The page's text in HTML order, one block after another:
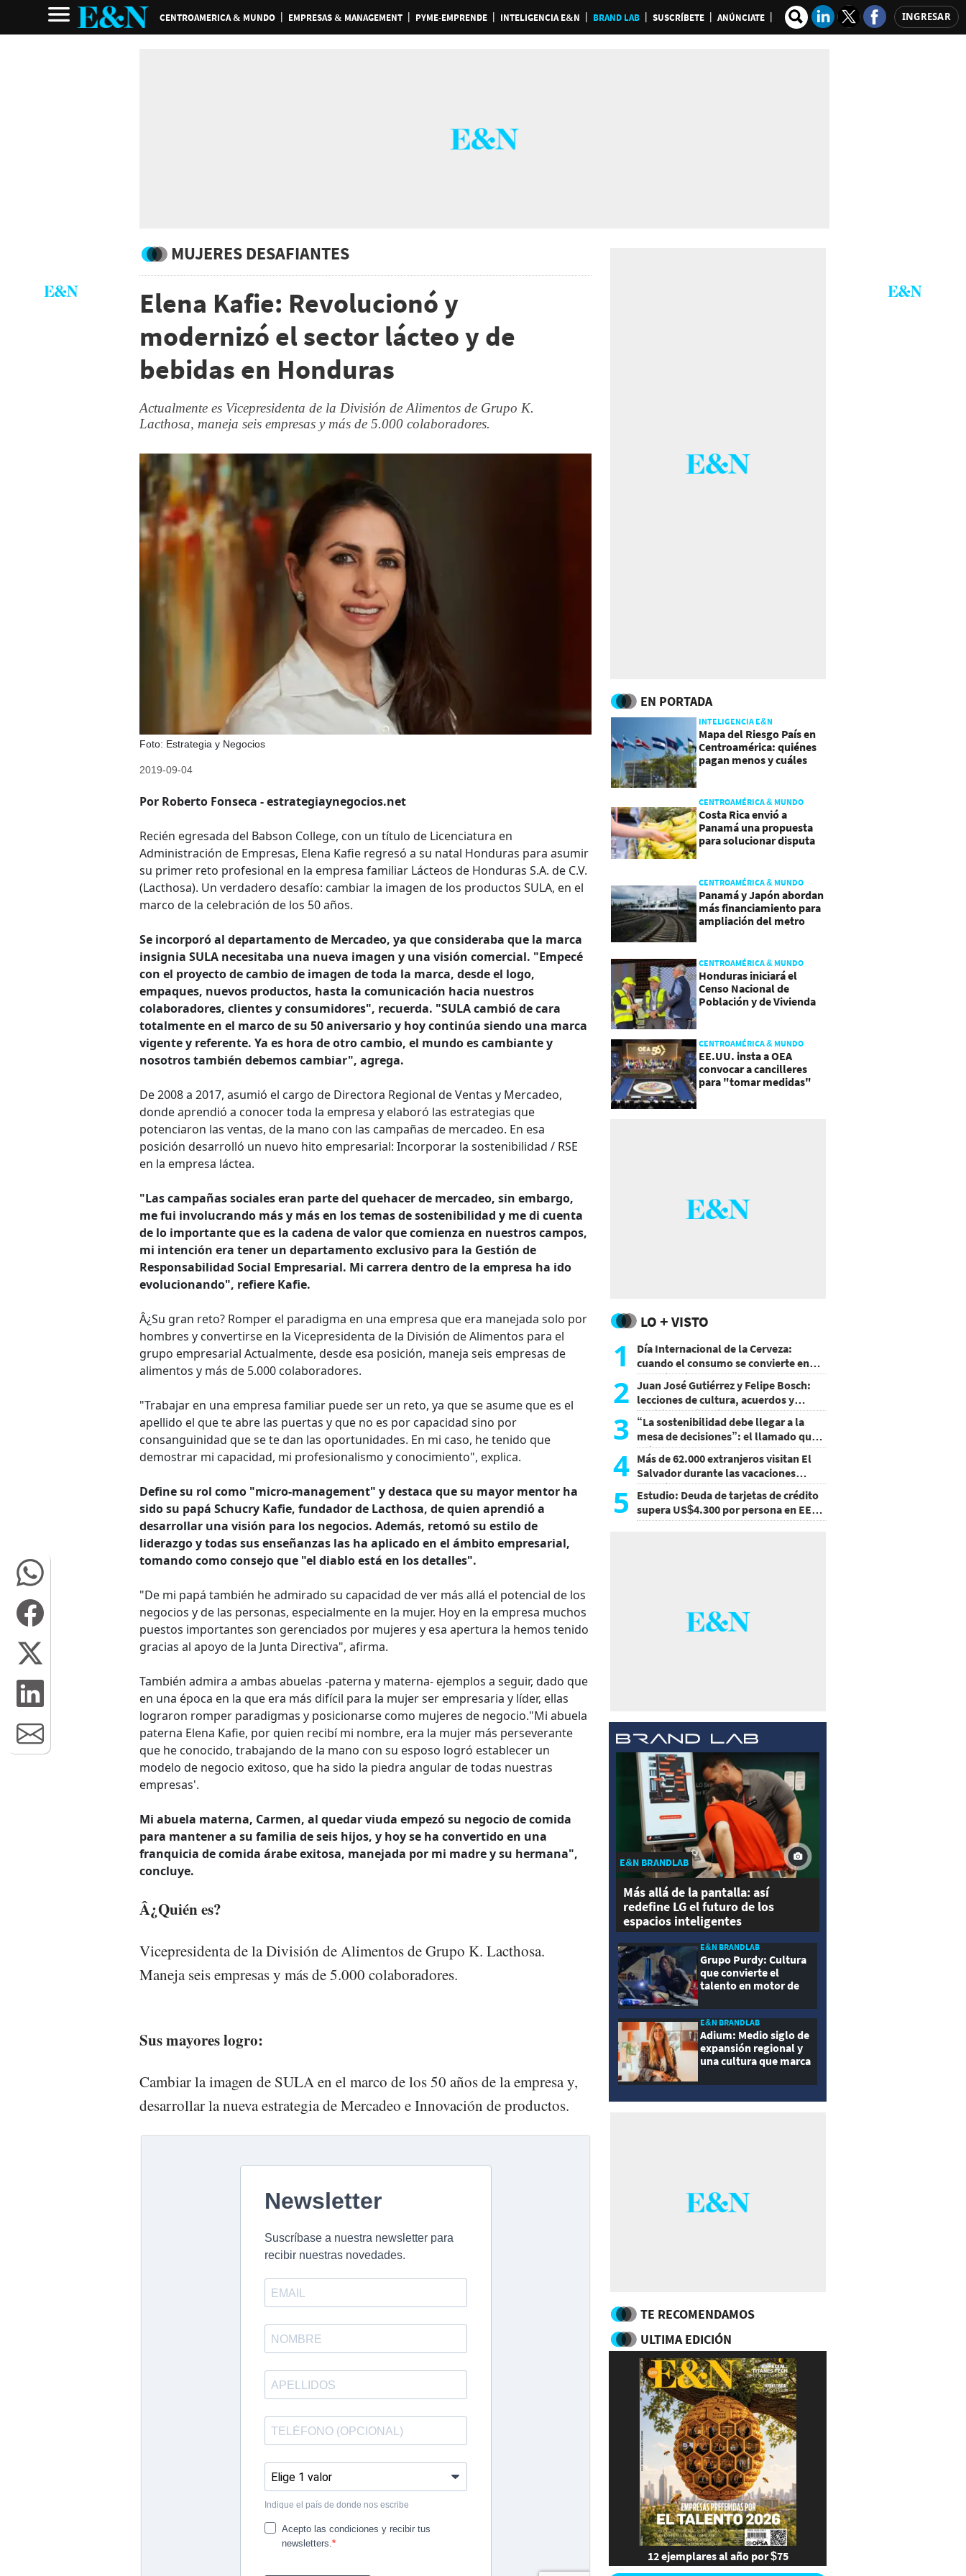
CENTROAMERICA & MUNDO EMPRESAS & MANAGEMENT PYME-EMPRENDE INTELIGENCIA E&N BRAND LAB SUSCRÍBETE ANÚNCIATE INGRESAR
MUJERES DESAFIANTES
Elena Kafie: Revolucionó y
modernizó el sector lácteo y de
bebidas en Honduras
Actualmente es Vicepresidenta de la División de Alimentos de Grupo K.
Lacthosa, maneja seis empresas y más de 5.000 colaboradores.
Foto: Estrategia y Negocios
2019-09-04
Por Roberto Fonseca - estrategiaynegocios.net
Recién egresada del Babson College, con un título de Licenciatura en
Administración de Empresas, Elena Kafie regresó a su natal Honduras para asumir
su primer reto profesional en la empresa familiar Lácteos de Honduras S.A. de C.V.
(Lacthosa). Un verdadero desafío: cambiar la imagen de los productos SULA, en el
marco de la celebración de los 50 años.
Se incorporó al departamento de Mercadeo, ya que consideraba que la marca
insignia SULA necesitaba una nueva imagen y una visión comercial. "Empecé
con el proyecto de cambio de imagen de toda la marca, desde el logo,
empaques, nuevos productos, hasta la comunicación hacia nuestros
colaboradores, clientes y consumidores", recuerda. "SULA cambió de cara
totalmente en el marco de su 50 aniversario y hoy continúa siendo una marca
vigente y referente. Ya es hora de otro cambio, el mundo es cambiante y
nosotros también debemos cambiar", agrega.
De 2008 a 2017, asumió el cargo de Directora Regional de Ventas y Mercadeo,
donde aprendió a conocer toda la empresa y elaboró las estrategias que
potenciaron las ventas, de la mano con las campañas de mercadeo. En esa
posición desarrolló un nuevo hito empresarial: Incorporar la sostenibilidad / RSE
en la empresa láctea.
"Las campañas sociales eran parte del quehacer de mercadeo, sin embargo,
me fui involucrando más y más en los temas de sostenibilidad y me di cuenta
de lo importante que es la cadena de valor que comienza en nuestros campos,
mi intención era tener un departamento exclusivo para la Gestión de
Responsabilidad Social Empresarial. Mi carrera dentro de la empresa ha ido
evolucionando", refiere Kafie.
Â¿Su gran reto? Romper el paradigma en una empresa que era manejada solo por
hombres y convertirse en la Vicepresidenta de la División de Alimentos para el
grupo empresarial Actualmente, desde esa posición, maneja seis empresas de
alimentos y más de 5.000 colaboradores.
"Trabajar en una empresa familiar puede ser un reto, ya que se asume que es el
apellido el que te abre las puertas y que no es por capacidad sino por
consanguinidad que se te dan las oportunidades. En mi caso, he tenido que
demostrar mi capacidad, mi profesionalismo y conocimiento", explica.
Define su rol como "micro-management" y destaca que su mayor mentor ha
sido su papá Schucry Kafie, fundador de Lacthosa, de quien aprendió a
desarrollar una visión para los negocios. Además, retomó su estilo de
liderazgo y todas sus enseñanzas las ha aplicado en el ámbito empresarial,
tomando como consejo que "el diablo está en los detalles".
"De mi papá también he admirado su capacidad de ver más allá el potencial de los
negocios y de las personas, especialmente en la mujer. Hoy en la empresa muchos
puestos importantes son gerenciados por mujeres y esa apertura la hemos tenido
gracias al apoyo de la Junta Directiva", afirma.
También admira a ambas abuelas -paterna y materna- ejemplos a seguir, dado que
en una época en la que era más difícil para la mujer ser empresaria y líder, ellas
lograron romper paradigmas y posicionarse como mujeres de negocio."Mi abuela
paterna Elena Kafie, por quien recibí mi nombre, era la mujer más perseverante
que he conocido, trabajando de la mano con su esposo logró establecer un
modelo de negocio exitoso, que ha sido la piedra angular de todas nuestras
empresas'.
Mi abuela materna, Carmen, al quedar viuda empezó su negocio de comida
para mantener a su familia de seis hijos, y hoy se ha convertido en una
franquicia de comida árabe exitosa, manejada por mi madre y su hermana",
concluye.
Â¿Quién es?
Vicepresidenta de la División de Alimentos de Grupo K. Lacthosa.
Maneja seis empresas y más de 5.000 colaboradores.
Sus mayores logro:
Cambiar la imagen de SULA en el marco de los 50 años de la empresa y,
desarrollar la nueva estrategia de Mercadeo e Innovación de productos.
EN PORTADA
INTELIGENCIA E&N
Mapa del Riesgo País en
Centroamérica: quiénes
pagan menos y cuáles
CENTROAMÉRICA & MUNDO
Costa Rica envió a
Panamá una propuesta
para solucionar disputa
CENTROAMÉRICA & MUNDO
Panamá y Japón abordan
más financiamiento para
ampliación del metro
CENTROAMÉRICA & MUNDO
Honduras iniciará el
Censo Nacional de
Población y de Vivienda
CENTROAMÉRICA & MUNDO
EE.UU. insta a OEA
convocar a cancilleres
para "tomar medidas"
LO + VISTO
1
Día Internacional de la Cerveza:
cuando el consumo se convierte en
experiencia
2 Juan José Gutiérrez y Felipe Bosch:
lecciones de cultura, acuerdos y
decisiones sin miedo
3 “La sostenibilidad debe llegar a la
mesa de decisiones”: el llamado que
deja CentraRSE
4 Más de 62.000 extranjeros visitan El
Salvador durante las vacaciones
agostinas
5
Estudio: Deuda de tarjetas de crédito
supera US$4.300 por persona en EE.
UU.
E&N BRANDLAB
Más allá de la pantalla: así
redefine LG el futuro de los
espacios inteligentes
E&N BRANDLAB
Grupo Purdy: Cultura
que convierte el
talento en motor de
E&N BRANDLAB
Adium: Medio siglo de
expansión regional y
una cultura que marca
TE RECOMENDAMOS
ULTIMA EDICIÓN
12 ejemplares al año por $75